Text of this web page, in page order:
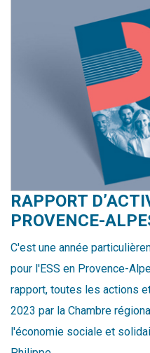
RAPPORT
PROVENCE-
C'est une année
pour l'ESS en Provence-
rapport, toutes les actions
2023 par la Chambre
l'économie sociale et